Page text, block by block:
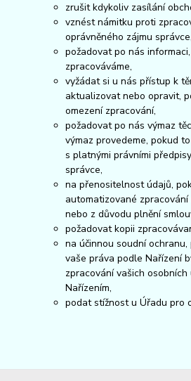
zrušit kdykoliv zasílání
vznést námitku proti
oprávněného zájmu správce,
požadovat po nás
zpracováváme,
vyžádat si u nás přístup k
aktualizovat nebo opravit,
omezení zpracování,
požadovat po nás výmaz
výmaz provedeme, pokud
s platnými právními
správce,
na přenositelnost údajů,
automatizované
nebo z důvodu plnění
požadovat kopii
na účinnou soudní
vaše práva podle Nařízení
zpracování vašich
Nařízením,
podat stížnost u Úřadu pro